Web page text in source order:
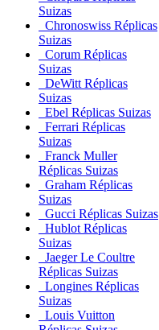
Suizas
Chronoswiss Réplicas
Suizas
Corum Réplicas
Suizas
DeWitt Réplicas
Suizas
Ebel Réplicas Suizas
Ferrari Réplicas
Suizas
Franck Muller
Réplicas Suizas
Graham Réplicas
Suizas
Gucci Réplicas Suizas
Hublot Réplicas
Suizas
Jaeger Le Coultre
Réplicas Suizas
Longines Réplicas
Suizas
Louis Vuitton